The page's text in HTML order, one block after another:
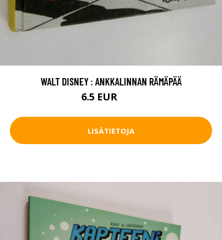
WALT DISNEY : ANKKALINNAN RÄMÄPÄÄ
6.5 EUR
LISÄTIETOJA